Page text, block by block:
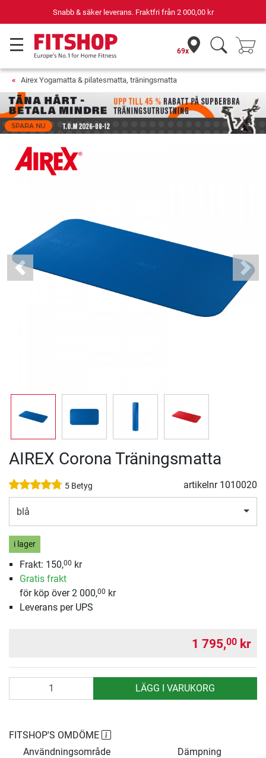
Snabb & säker leverans. Fraktfri från 2 000,00 kr
69x
Airex Yogamatta & pilatesmatta, träningsmatta
Previous Next
AIREX Corona Träningsmatta
5 Betyg artikelnr 1010020
blå
i lager
Frakt: 150,00 kr
Gratis frakt
för köp över 2 000,00 kr
Leverans per UPS
1 795,00 kr
LÄGG I VARUKORG
FITSHOP'S OMDÖME
Användningsområde
Dämpning